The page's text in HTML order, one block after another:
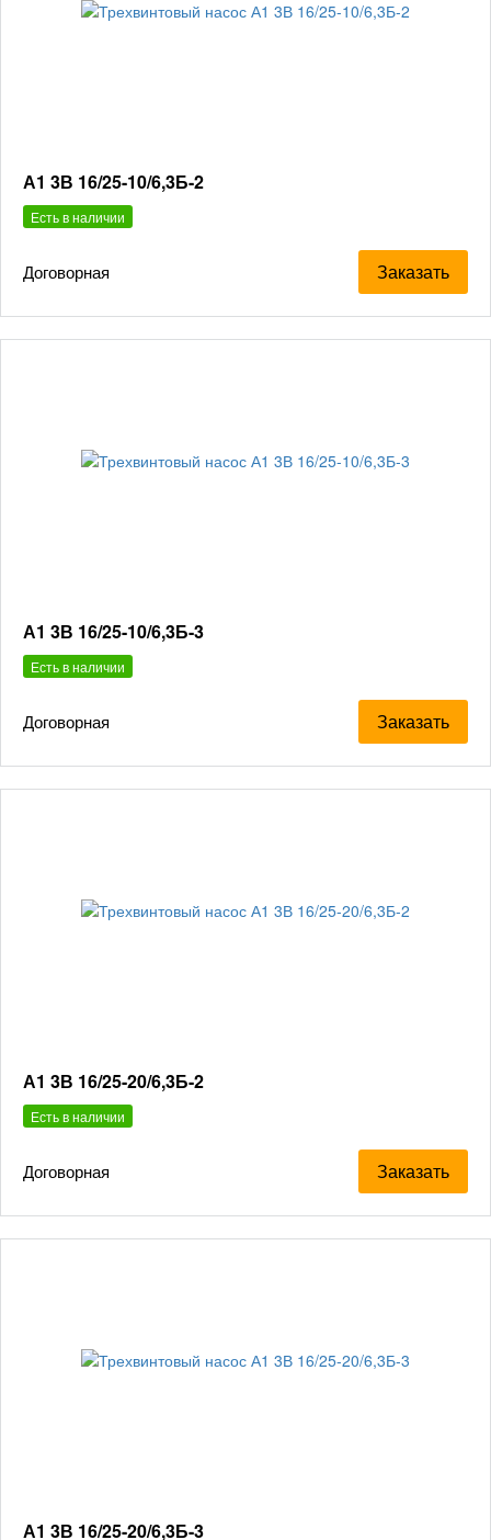
А1 3В 16/25-10/6,3Б-2
Есть в наличии
Договорная Заказать
А1 3В 16/25-10/6,3Б-3
Есть в наличии
Договорная Заказать
А1 3В 16/25-20/6,3Б-2
Есть в наличии
Договорная Заказать
А1 3В 16/25-20/6,3Б-3